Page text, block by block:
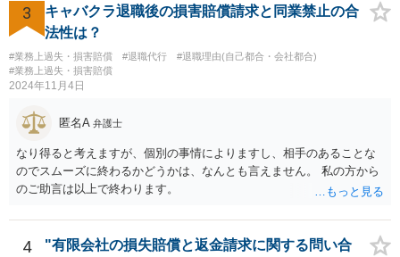
体が不合理と判断されるようなものではないため、就業規則・退職金
規程において「正当な理由なく会社の承認を得ずに退職した場合や引
継ぎを行わずに退職した場合に退職金を減額ないし不支給とする」旨
の条項が設けられている場合、その制約を受けることは考えられま
す。
3
キャバクラ退職後の損害賠償請求と同業禁止の合
法性は？
#業務上過失・損害賠償 #退職代行
#退職理由(自己都合・会社都合)
#業務上過失・損害賠償
2024年11月4日
匿名A 弁護士
なり得ると考えますが、個別の事情によりますし、相手のあることな
のでスムーズに終わるかどうかは、なんとも言えません。 私の方から
のご助言は以上で終わります。
4
"有限会社の損失賠償と返金請求に関する問い合